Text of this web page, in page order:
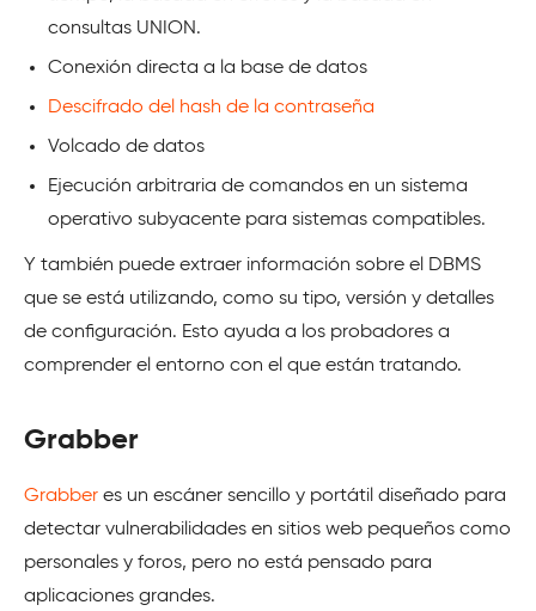
consultas UNION.
Conexión directa a la base de datos
Descifrado del hash de la contraseña
Volcado de datos
Ejecución arbitraria de comandos en un sistema
operativo subyacente para sistemas compatibles.
Y también puede extraer información sobre el DBMS
que se está utilizando, como su tipo, versión y detalles
de configuración. Esto ayuda a los probadores a
comprender el entorno con el que están tratando.
Grabber
Grabber es un escáner sencillo y portátil diseñado para
detectar vulnerabilidades en sitios web pequeños como
personales y foros, pero no está pensado para
aplicaciones grandes.